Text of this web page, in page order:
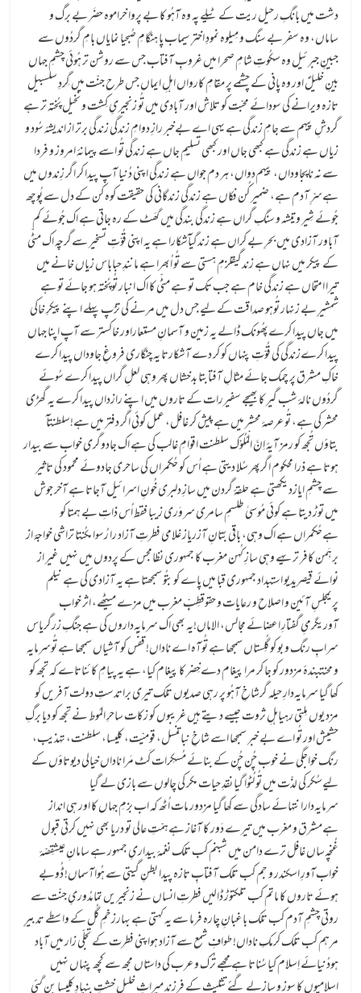
دشت میں بانگِ رحیل ریت کے ٹیلے پہ وہ آہُو کا بے پروا خراموہ حضَر بے برگ و
ساماں، وہ سفر بے سنگ و مِیلوہ نمودِ اخترِ سیماب پا ہنگامِ صُبحیا نمایاں بامِ گردُوں سے
جبینِ جبرئیل وہ سکُوتِ شامِ صحرا میں غروبِ آفتاب جس سے روشن تر ہُوئی چشمِ جہاں
بینِ خلیلؑ اور وہ پانی کے چشمے پر مقامِ کارواں اہلِ ایماں جس طرح جنّت میں گِردِ سلسبیل
تازہ ویرانے کی سودائے محبّت کو تلاش اور آبادی میں تُو زنجیریِ کِشت و نخیل پُختہ تر ہے
گردشِ پیہم سے جامِ زندگی ہے یہی اے بےخبر رازِ دوامِ زندگی زندگی برتر از اندیشۂ سُود و
زیاں ہے زندگی ہے کبھی جاں اور کبھی تسلیمِ جاں ہے زندگی تُو اسے پیمانۂ امروز و فردا
سے نہ ناپجاوداں، پیہم‌دواں، ہر دم جواں ہے زندگی اپنی دُنیا آپ پیدا کر اگر زِندوں میں
ہےسرِّ آدم ہے، ضمیر کُن فکاں ہے زندگی زندگانی کی حقیقت کوہ کن کے دل سے پُوچھ
جُوئے شِیر و تیشہ و سنگِ گراں ہے زندگی بندگی میں گھَٹ کے رہ جاتی ہے اک جُوئے کم
آباور آزادی میں بحرِ بے کراں ہے زندگیآشکارا ہے یہ اپنی قُوّتِ تسخیر سےگرچہ اک مٹّی
کے پیکر میں نہاں ہے زندگیقلزمِ ہستی سے تُو اُبھرا ہے مانندِ حباباس زیاں خانے میں
تیرا امتحاں ہے زندگی خام ہے جب تک تو ہے مٹّی کا اک انبار تُوپُختہ ہو جائے تو ہے
شمشیرِ بے زنہار تُوہو صداقت کے لیے جس دل میں مرنے کی تڑپ پہلے اپنے پیکرِ خاکی
میں جاں پیدا کرےپھُونک ڈالے یہ زمین و آسمانِ مستعاراور خاکستر سے آپ اپنا جہاں
پیدا کرےزندگی کی قُوّتِ پنہاں کو کر دے آشکارتا یہ چنگاری فروغِ جاوداں پیدا کرے
خاکِ مشرق پر چمک جائے مثالِ آفتابتا بدخشاں پھر وہی لعلِ گراں پیدا کرے سُوئے
گردُوں نالۂ شب گیر کا بھیجے سفیررات کے تاروں میں اپنے رازداں پیدا کرے یہ گھڑی
محشر کی ہے، تُو عرصۂ محشر میں ہےپیش کر غافل، عمل کوئی اگر دفتر میں ہے!سلطنتآ
بتاؤں تُجھ کو رمز آیۂ اِنَّ الْمُلُوْک سلطنت اقوامِ غالب کی ہے اک جادوگری خواب سے بیدار
ہوتا ہے ذرا محکوم اگرپھر سُلا دیتی ہے اُس کو حُکمراں کی ساحری جادوئے محمود کی تاثیر
سے چشمِ ایازدیکھتی ہے حلقۂ گردن میں سازِ دلبری خُونِ اسرائیل آجاتا ہے آخر جوش
میں توڑ دیتا ہے کوئی مُوسیٰ طلسمِ سامری سروَری زیبا فقط اُس ذاتِ بے ہمتا کو
ہےحُکمراں ہے اک وہی، باقی بُتانِ آزریاز غلامی فطرتِ آزاد را رُسوا مکُنتا تراشی خواجۂ از
برہَمن کافر تریہے وہی سازِ کُہن مغرب کا جمہوری نظامجس کے پردوں میں نہیں غیر از
نوائے قیصریدیو استبداد جمہوری قبا میں پاے کوبتُو سمجھتا ہے یہ آزادی کی ہے نیلم
پریمجلسِ آئین و اصلاح و رعایات و حقوقطِبِّ مغرب میں مزے میٹھے، اثر خواب
آوریگرمیِ گفتارِ اعضائے مجالس، الاماں!یہ بھی اک سرمایہ‌داروں کی ہے جنگِ زرگریاس
سرابِ رنگ و بو کو گُلِستاں سمجھا ہے تُوآہ اے ناداں! قفَس کو آشیاں سمجھا ہے تُوسرمایہ
و محنتبندۂ مزدور کو جا کر مرا پیغام دےخِضر کا پیغام کیا، ہے یہ پیامِ کائناتاے کہ تجھ کو
کھا گیا سرمایہ‌دارِ حیلہ گرشاخِ آہُو پر رہی صدیوں تلک تیری براتدستِ دولت آفریں کو
مزد یوں مِلتی رہیاہلِ ثروت جیسے دیتے ہیں غریبوں کو زکات ساحرِ المُوط نے تجھ کو دیا برگِ
حشیش اور تُو اے بے خبر سمجھا اسے شاخِ نباتنسل، قومیّت، کلیسا، سلطنت، تہذیب،
رنگ خواجگی نے خوب چُن چُن کے بنائے مُسکِرات کَٹ مَرا ناداں خیالی دیوتاؤں کے
لیےسُکر کی لذّت میں تُو لُٹوا گیا نقدِ حیات مکر کی چالوں سے بازی لے گیا
سرمایہ‌دارانتہائے سادگی سے کھا گیا مزدور مات اُٹھ کہ اب بزمِ جہاں کا اور ہی انداز
ہےمشرق و مغرب میں تیرے دَور کا آغاز ہےہمّتِ عالی تو دریا بھی نہیں کرتی قبول
غُنچہ‌ساں غافل ترے دامن میں شبنم کب تلک نغمۂ بیداریِ جمہور ہے سامانِ عیشقِصّۂ
خواب‌آورِ اسکندر و جم کب تلک آفتابِ تازہ پیدا بطنِ گیتی سے ہُواآسماں! ڈُوبے
ہوئے تاروں کا ماتم کب تلکتوڑ ڈالیں فطرتِ انساں نے زنجیریں تمامدُوریِ جنّت سے
روتی چشمِ آدم کب تلک باغبانِ چارہ فرما سے یہ کہتی ہے بہارزخمِ گُل کے واسطے تدبیرِ
مرہم کب تلک کرمکِ ناداں! طوافِ شمع سے آزاد ہواپنی فطرت کے تجلّی زار میں آباد
ہودُنیائے اِسلام کیا سُناتا ہے مجھے تُرک و عرب کی داستاں مجھ سے کچھ پنہاں نہیں
اسلامیوں کا سوز و سازلے گئے تثلیث کے فرزند میراثِ خلیل خشتِ بنیادِ کلیسا بن گئی